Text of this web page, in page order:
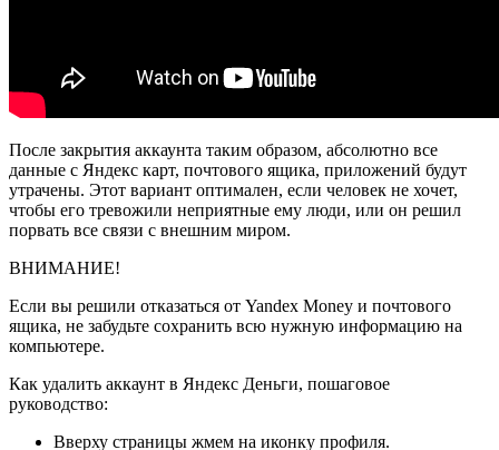
После закрытия аккаунта таким образом, абсолютно все
данные с Яндекс карт, почтового ящика, приложений будут
утрачены. Этот вариант оптимален, если человек не хочет,
чтобы его тревожили неприятные ему люди, или он решил
порвать все связи с внешним миром.
ВНИМАНИЕ!
Если вы решили отказаться от Yandex Money и почтового
ящика, не забудьте сохранить всю нужную информацию на
компьютере.
Как удалить аккаунт в Яндекс Деньги, пошаговое
руководство:
Вверху страницы жмем на иконку профиля.